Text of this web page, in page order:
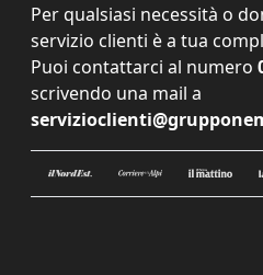
Per qualsiasi necessità o
servizio clienti è a tua
Puoi contattarci al numero
scrivendo una mail a